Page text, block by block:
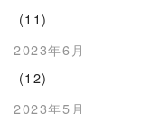
(11)
2023年6月
(12)
2023年5月